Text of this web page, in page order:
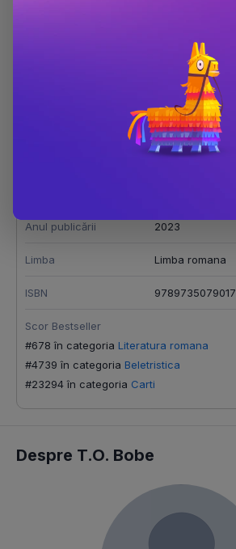
200x200
110
Humanitas
Anul publicării 2023
Limba Limba romana
ISBN 9789735079017
Scor Bestseller
#678 în categoria Literatura romana
#4739 în categoria Beletristica
#23294 în categoria Carti
Despre T.O. Bobe